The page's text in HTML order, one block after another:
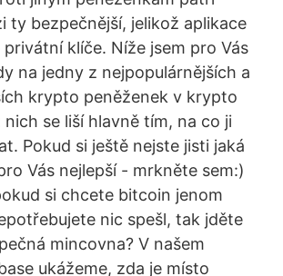
ty bezpečnější, jelikož aplikace
privátní klíče. Níže jsem pro Vás
na jedny z nejpopulárnějších a
krypto peněženek v krypto
se liší hlavně tím, na co ji
Pokud si ještě nejste jisti jaká
Vás nejlepší - mrkněte sem:)
si chcete bitcoin jenom
nic spešl, tak jděte
mincovna? V našem
ukážeme, zda je místo